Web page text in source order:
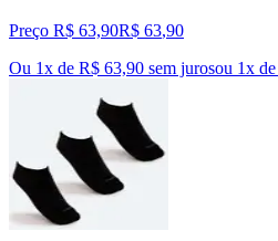
Preço R$ 63,90R$ 63,90
Ou 1x de R$ 63,90 sem jurosou 1x de